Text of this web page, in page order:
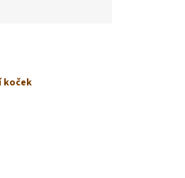
koček